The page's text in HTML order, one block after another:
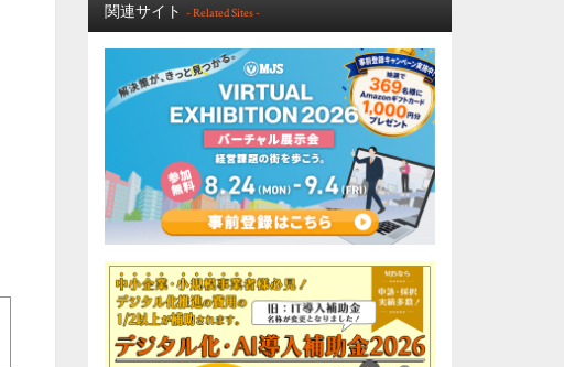
関連サイト - Related Sites -